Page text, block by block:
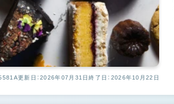
更新日：2026年07月31日終了日：2026年10月22日